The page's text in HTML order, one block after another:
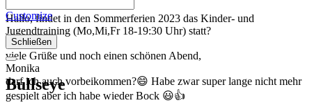
Hallo, findet in den Sommerferien 2023 das Kinder- und
Jugendtraining (Mo,Mi,Fr 18-19:30 Uhr) statt?
Monika
viele Grüße und noch einen schönen Abend,
Monika
darf ich auch vorbeikommen?😄 Habe zwar super lange nicht mehr
gespielt aber ich habe wieder Bock 😃👍
Customize
Schließen
Bullseye